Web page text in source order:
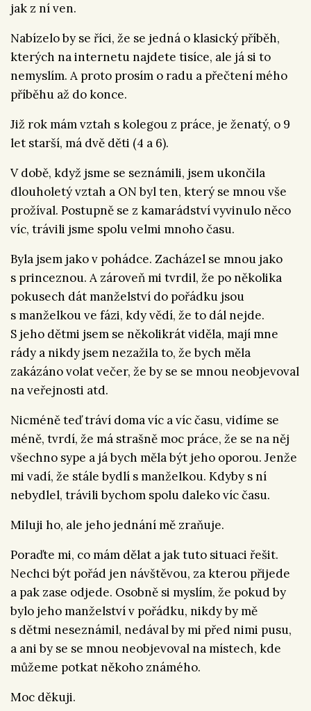
jak z ní ven.
Nabízelo by se říci, že se jedná o klasický příběh,
kterých na internetu najdete tisíce, ale já si to
nemyslím. A proto prosím o radu a přečtení mého
příběhu až do konce.
Již rok mám vztah s kolegou z práce, je ženatý, o 9
let starší, má dvě děti (4 a 6).
V době, když jsme se seznámili, jsem ukončila
dlouholetý vztah a ON byl ten, který se mnou vše
prožíval. Postupně se z kamarádství vyvinulo něco
víc, trávili jsme spolu velmi mnoho času.
Byla jsem jako v pohádce. Zacházel se mnou jako
s princeznou. A zároveň mi tvrdil, že po několika
pokusech dát manželství do pořádku jsou
s manželkou ve fázi, kdy vědí, že to dál nejde.
S jeho dětmi jsem se několikrát viděla, mají mne
rády a nikdy jsem nezažila to, že bych měla
zakázáno volat večer, že by se se mnou neobjevoval
na veřejnosti atd.
Nicméně teď tráví doma víc a víc času, vidíme se
méně, tvrdí, že má strašně moc práce, že se na něj
všechno sype a já bych měla být jeho oporou. Jenže
mi vadí, že stále bydlí s manželkou. Kdyby s ní
nebydlel, trávili bychom spolu daleko víc času.
Miluji ho, ale jeho jednání mě zraňuje.
Poraďte mi, co mám dělat a jak tuto situaci řešit.
Nechci být pořád jen návštěvou, za kterou přijede
a pak zase odjede. Osobně si myslím, že pokud by
bylo jeho manželství v pořádku, nikdy by mě
s dětmi neseznámil, nedával by mi před nimi pusu,
a ani by se se mnou neobjevoval na místech, kde
můžeme potkat někoho známého.
Moc děkuji.